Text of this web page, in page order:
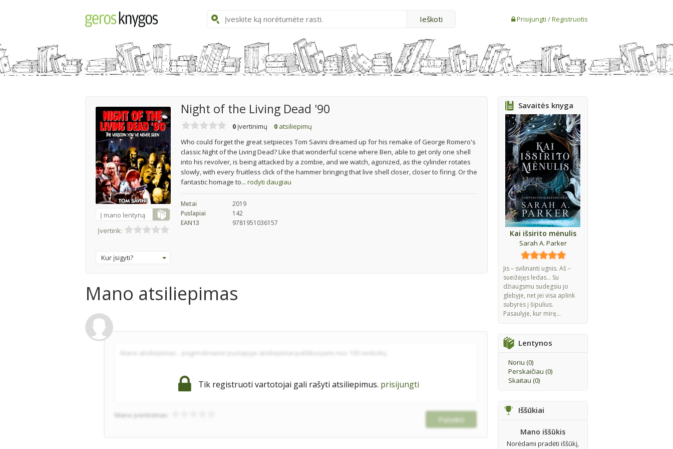
Prisijungti /Registruotis
Savaitės knyga
Kai išsirito mėnulis
Sarah A. Parker
Jis – svilinanti ugnis. Aš –
sueižėjęs ledas... Su
džiaugsmu sudegsiu jo
glėbyje, net jei visa aplink
subyrės į šipulius.
Pasaulyje, kur mirę...
Lentynos
Noriu (0)
Perskaičiau (0)
Skaitau (0)
Iššūkiai
Mano iššūkis
Norėdami pradėti iššūkį,
Į mano lentyną
Įvertink:
Kur įsigyti?
Night of the Living Dead '90
0 įvertinimų 0 atsiliepimų
Who could forget the great setpieces Tom Savini dreamed up for his remake of George Romero's
classic Night of the Living Dead? Like that wonderful scene where Ben, able to get only one shell
into his revolver, is being attacked by a zombie, and we watch, agonized, as the cylinder rotates
slowly, with every fruitless click of the hammer bringing that live shell closer, closer to firing. Or the
fantastic homage to... rodyti daugiau
Metai
2019
Puslapiai
142
EAN13
9781951036157
Mano atsiliepimas
Tik registruoti vartotojai gali rašyti atsiliepimus. prisijungti
Mano įvertinimas: